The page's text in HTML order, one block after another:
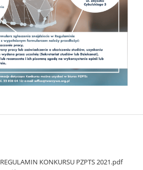
REGULAMIN KONKURSU PZPTS 2021.pdf